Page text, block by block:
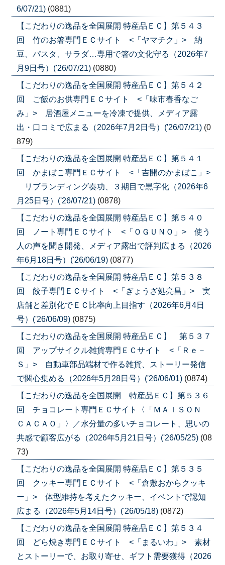
6/07/21) (0881)
【こだわりの逸品を全国展開 特産品ＥＣ】第５４３
回 竹のお箸専門ＥＣサイト <「ヤマチク」> 納
豆、パスタ、サラダ…専用で箸の文化守る（2026年7
月9日号）('26/07/21) (0880)
【こだわりの逸品を全国展開 特産品ＥＣ】第５４２
回 ご飯のお供専門ＥＣサイト <「味市春香なご
み」> 居酒屋メニューを冷凍で提供、メディア露
出・口コミで広まる（2026年7月2日号）('26/07/21) (0
879)
【こだわりの逸品を全国展開 特産品ＥＣ】第５４１
回 かまぼこ専門ＥＣサイト <「吉開のかまぼこ」>
リブランディング奏功、３期目で黒字化（2026年6
月25日号）('26/07/21) (0878)
【こだわりの逸品を全国展開 特産品ＥＣ】第５４０
回 ノート専門ＥＣサイト <「ＯＧＵＮＯ」> 使う
人の声を聞き開発、メディア露出で評判広まる（2026
年6月18日号）('26/06/19) (0877)
【こだわりの逸品を全国展開 特産品ＥＣ】第５３８
回 餃子専門ＥＣサイト <「ぎょうざ処亮昌」> 実
店舗と差別化でＥＣ比率向上目指す（2026年6月4日
号）('26/06/09) (0875)
【こだわりの逸品を全国展開 特産品ＥＣ】 第５３７
回 アップサイクル雑貨専門ＥＣサイト <「Ｒｅ－
Ｓ」> 自動車部品端材で作る雑貨、ストーリー発信
で関心集める（2026年5月28日号）('26/06/01) (0874)
【こだわりの逸品を全国展開 特産品ＥＣ】第５３６
回 チョコレート専門ＥＣサイト〈「ＭＡＩＳＯＮ
ＣＡＣＡＯ」〉／水分量の多いチョコレート、思いの
共感で顧客広がる（2026年5月21日号）('26/05/25) (08
73)
【こだわりの逸品を全国展開 特産品ＥＣ】第５３５
回 クッキー専門ＥＣサイト <「倉敷おからクッキ
ー」> 体型維持を考えたクッキー、イベントで認知
広まる（2026年5月14日号）('26/05/18) (0872)
【こだわりの逸品を全国展開 特産品ＥＣ】第５３４
回 どら焼き専門ＥＣサイト <「まるいわ」> 素材
とストーリーで、お取り寄せ、ギフト需要獲得（2026